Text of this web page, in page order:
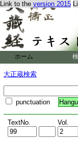
Link to the version 2015
ホーム
大正蔵検索
punctuation Hangul
TextNo. Vol.